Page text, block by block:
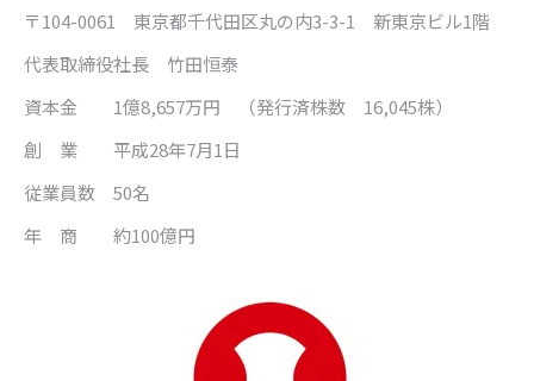
〒104-0061 東京都千代田区丸の内3-3-1 新東京ビル1階
代表取締役社長 竹田恒泰
資本金 1億8,657万円 （発行済株数 16,045株）
創 業 平成28年7月1 日
従業員数 50名
年 商 約100億円